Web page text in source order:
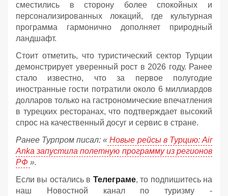
сместились в сторону более спокойных и
персонализированных локаций, где культурная
программа гармонично дополняет природный
ландшафт.
Стоит отметить, что туристический сектор Турции
демонстрирует уверенный рост в 2026 году. Ранее
стало известно, что за первое полугодие
иностранные гости потратили около 6 миллиардов
долларов только на гастрономические впечатления
в турецких ресторанах, что подтверждает высокий
спрос на качественный досуг и сервис в стране.
Ранее Турпром писал: « Новые рейсы в Турцию: Air
Anka запустила полетную программу из регионов
РФ ».
Если вы остались в Телеграме, то подпишитесь на
наш Новостной канал по туризму -